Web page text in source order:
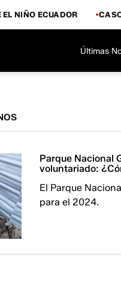
EL NIÑO ECUADOR
Últimas
Parque Nacional
voluntariado:
El Parque
para el 2024.